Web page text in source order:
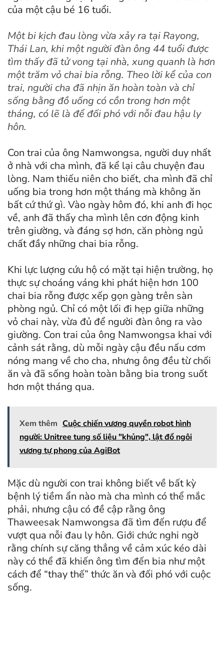
của một cậu bé 16 tuổi.
Một bi kịch đau lòng vừa xảy ra tại Rayong,
Thái Lan, khi một người đàn ông 44 tuổi được
tìm thấy đã tử vong tại nhà, xung quanh là hơn
một trăm vỏ chai bia rỗng. Theo lời kể của con
trai, người cha đã nhịn ăn hoàn toàn và chỉ
sống bằng đồ uống có cồn trong hơn một
tháng, có lẽ là để đối phó với nỗi đau hậu ly
hôn.
Con trai của ông Namwongsa, người duy nhất
ở nhà với cha mình, đã kể lại câu chuyện đau
lòng. Nam thiếu niên cho biết, cha mình đã chỉ
uống bia trong hơn một tháng mà không ăn
bất cứ thứ gì. Vào ngày hôm đó, khi anh đi học
về, anh đã thấy cha mình lên cơn động kinh
trên giường, và đáng sợ hơn, căn phòng ngủ
chất đầy những chai bia rỗng.
Khi lực lượng cứu hộ có mặt tại hiện trường, họ
thực sự choáng váng khi phát hiện hơn 100
chai bia rỗng được xếp gọn gàng trên sàn
phòng ngủ. Chỉ có một lối đi hẹp giữa những
vỏ chai này, vừa đủ để người đàn ông ra vào
giường. Con trai của ông Namwongsa khai với
cảnh sát rằng, dù mỗi ngày cậu đều nấu cơm
nóng mang về cho cha, nhưng ông đều từ chối
ăn và đã sống hoàn toàn bằng bia trong suốt
hơn một tháng qua.
Xem thêm Cuộc chiến vương quyền robot hình
người: Unitree tung số liệu "khủng", lật đổ ngôi
vương tự phong của AgiBot
Mặc dù người con trai không biết về bất kỳ
bệnh lý tiềm ẩn nào mà cha mình có thể mắc
phải, nhưng cậu có đề cập rằng ông
Thaweesak Namwongsa đã tìm đến rượu để
vượt qua nỗi đau ly hôn. Giới chức nghi ngờ
rằng chính sự căng thẳng về cảm xúc kéo dài
này có thể đã khiến ông tìm đến bia như một
cách để “thay thế” thức ăn và đối phó với cuộc
sống.